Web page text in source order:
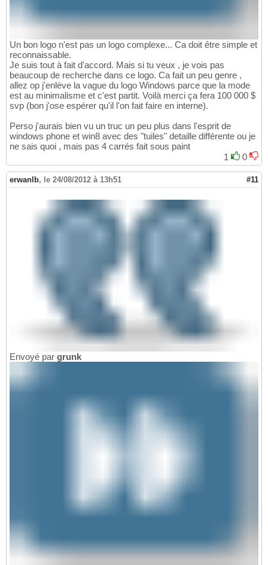
Un bon logo n'est pas un logo complexe... Ca doit être simple et
reconnaissable.
Je suis tout à fait d'accord. Mais si tu veux , je vois pas
beaucoup de recherche dans ce logo. Ca fait un peu genre ,
allez op j'enlève la vague du logo Windows parce que la mode
est au minimalisme et c'est partit. Voilà merci ça fera 100 000 $
svp (bon j'ose espérer qu'il l'on fait faire en interne).
Perso j'aurais bien vu un truc un peu plus dans l'esprit de
windows phone et win8 avec des "tuiles" detaille différente ou je
ne sais quoi , mais pas 4 carrés fait sous paint
1
0
erwanlb, le 24/08/2012 à 13h51 #11
Envoyé par grunk